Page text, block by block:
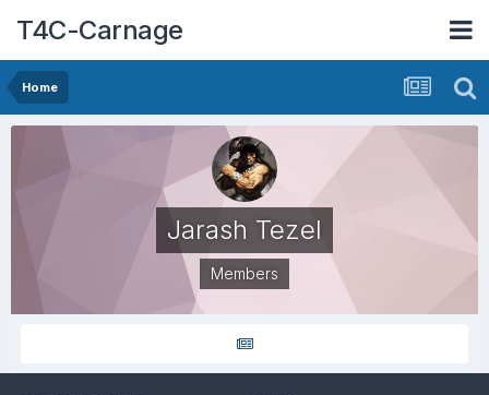
T4C-Carnage
Home
Jarash Tezel
Members